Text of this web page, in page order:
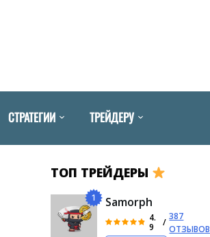
СТРАТЕГИИ ТРЕЙДЕРУ
ТОП ТРЕЙДЕРЫ
1 Samorph
4.
9
/
387
ОТЗЫВОВ